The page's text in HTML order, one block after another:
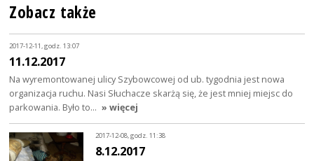
Zobacz także
2017-12-11, godz. 13:07
11.12.2017
Na wyremontowanej ulicy Szybowcowej od ub. tygodnia jest nowa
organizacja ruchu. Nasi Słuchacze skarżą się, że jest mniej miejsc do
parkowania. Było to… » więcej
2017-12-08, godz. 11:38
8.12.2017